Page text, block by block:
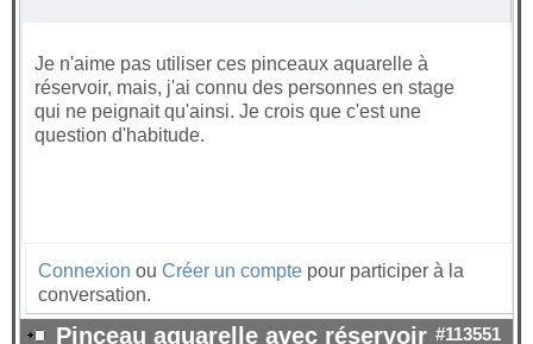
Je n'aime pas utiliser ces pinceaux aquarelle à
réservoir, mais, j'ai connu des personnes en stage
qui ne peignait qu'ainsi. Je crois que c'est une
question d'habitude.
Connexion ou Créer un compte pour participer à la
conversation.
Pinceau aquarelle avec réservoir #113551